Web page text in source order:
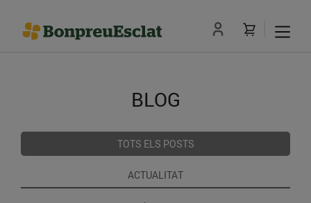
BLOG
TOTS ELS POSTS
ACTUALITAT